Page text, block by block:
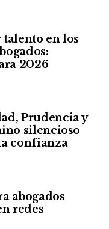
en los
2026
Prudencia y
silencioso
confianza
abogados
redes